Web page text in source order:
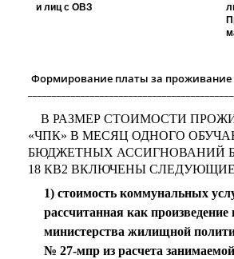
и лиц с ОВЗ
Формирование платы за
В РАЗМЕР СТОИМОСТИ
«ЧПК» В МЕСЯЦ ОДНОГО
БЮДЖЕТНЫХ АССИГНОВАНИЙ
18 КВ2 ВКЛЮЧЕНЫ
1) стоимость коммунальных
рассчитанная как
министерства жилищной
№ 27-мпр из расчета